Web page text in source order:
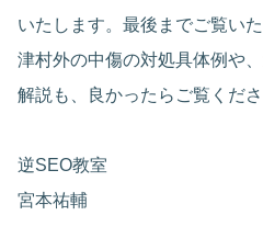
いたします。最後までご覧い
津村外の中傷の対処具体例や、
解説も、良かったらご覧くださ
逆SEO教室
宮本祐輔